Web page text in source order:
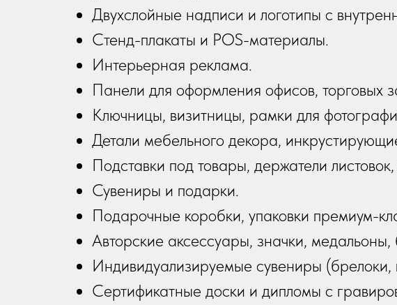
Двухслойные надписи и логотипы с
Стенд-плакаты и POS-материалы.
Интерьерная реклама.
Панели для оформления офисов, торговых
Ключницы, визитницы, рамки для
Детали мебельного декора,
Подставки под товары, держатели
Сувениры и подарки.
Подарочные коробки, упаковки премиум-
Авторские аксессуары, значки,
Индивидуализируемые сувениры (брелоки,
Сертификатные доски и дипломы с